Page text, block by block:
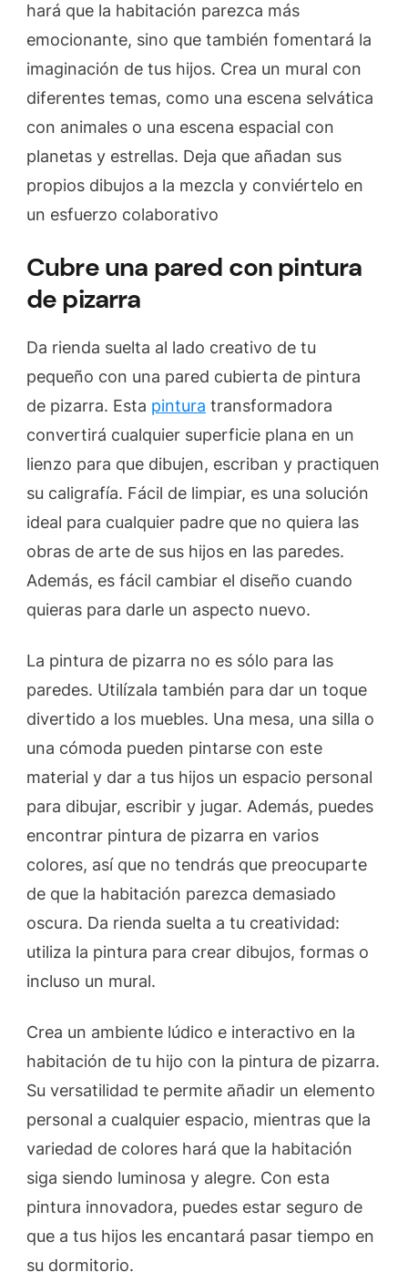
hará que la habitación parezca más
emocionante, sino que también fomentará la
imaginación de tus hijos. Crea un mural con
diferentes temas, como una escena selvática
con animales o una escena espacial con
planetas y estrellas. Deja que añadan sus
propios dibujos a la mezcla y conviértelo en
un esfuerzo colaborativo
Cubre una pared con pintura
de pizarra
Da rienda suelta al lado creativo de tu
pequeño con una pared cubierta de pintura
de pizarra. Esta pintura transformadora
convertirá cualquier superficie plana en un
lienzo para que dibujen, escriban y practiquen
su caligrafía. Fácil de limpiar, es una solución
ideal para cualquier padre que no quiera las
obras de arte de sus hijos en las paredes.
Además, es fácil cambiar el diseño cuando
quieras para darle un aspecto nuevo.
La pintura de pizarra no es sólo para las
paredes. Utilízala también para dar un toque
divertido a los muebles. Una mesa, una silla o
una cómoda pueden pintarse con este
material y dar a tus hijos un espacio personal
para dibujar, escribir y jugar. Además, puedes
encontrar pintura de pizarra en varios
colores, así que no tendrás que preocuparte
de que la habitación parezca demasiado
oscura. Da rienda suelta a tu creatividad:
utiliza la pintura para crear dibujos, formas o
incluso un mural.
Crea un ambiente lúdico e interactivo en la
habitación de tu hijo con la pintura de pizarra.
Su versatilidad te permite añadir un elemento
personal a cualquier espacio, mientras que la
variedad de colores hará que la habitación
siga siendo luminosa y alegre. Con esta
pintura innovadora, puedes estar seguro de
que a tus hijos les encantará pasar tiempo en
su dormitorio.